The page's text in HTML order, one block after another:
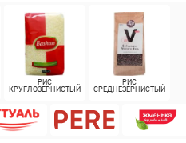
РИС
КРУГЛОЗЕРНИСТЫЙ
РИС
СРЕДНЕЗЕРНИСТЫЙ